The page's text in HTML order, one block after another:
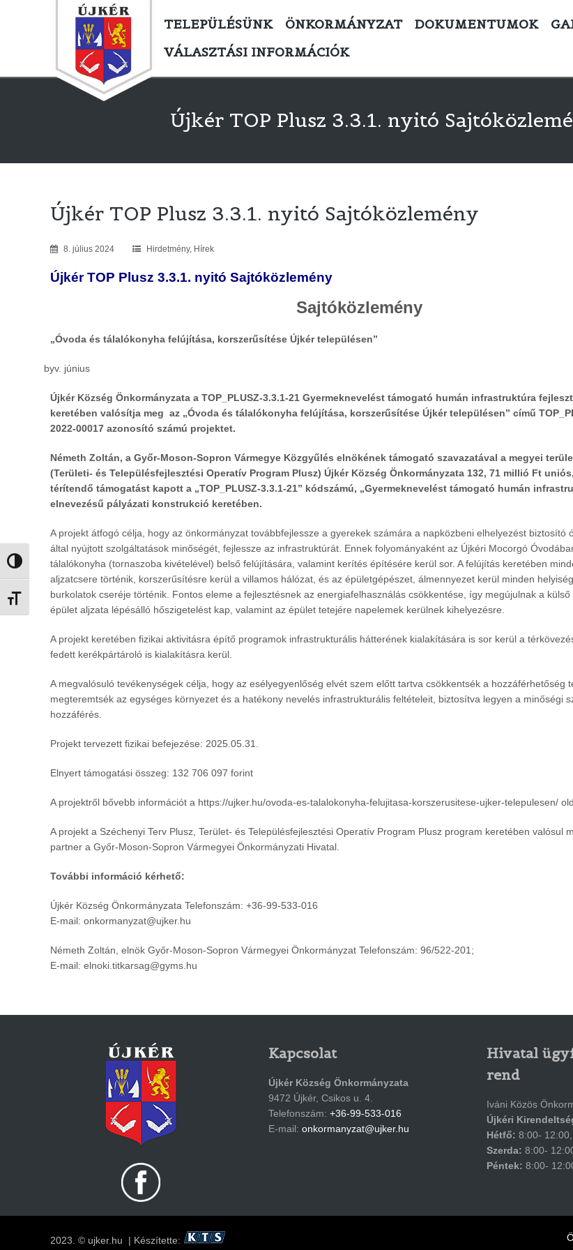
Nagy kontraszt váltása
Betűméret váltása
TELEPÜLÉSÜNK ÖNKORMÁNYZAT DOKUMENTUMOK
VÁLASZTÁSI INFORMÁCIÓK
Újkér TOP Plusz 3.3.1. nyitó
Újkér TOP Plusz 3.3.1. nyitó Sajtóközlemény
8. július 2024 Hirdetmény, Hírek
Újkér TOP Plusz 3.3.1. nyitó Sajtóközlemény
Sajtóközlemény
„Óvoda és tálalókonyha felújítása, korszerűsítése Újkér településen”
június
Újkér Község Önkormányzata a TOP_PLUSZ-3.3.1-21 Gyermeknevelést támogató humán infrastruktúra
keretében valósítja meg az „Óvoda és tálalókonyha felújítása, korszerűsítése Újkér településen” című
2022-00017 azonosító számú projektet.
Németh Zoltán, a Győr-Moson-Sopron Vármegye Közgyűlés elnökének támogató szavazatával a megyei
(Területi- és Településfejlesztési Operatív Program Plusz) Újkér Község Önkormányzata 132, 71 millió Ft
térítendő támogatást kapott a „TOP_PLUSZ-3.3.1-21” kódszámú, „Gyermeknevelést támogató humán
elnevezésű pályázati konstrukció keretében.
A projekt átfogó célja, hogy az önkormányzat továbbfejlessze a gyerekek számára a napközbeni elhelyezést biztosító
által nyújtott szolgáltatások minőségét, fejlessze az infrastruktúrát. Ennek folyományaként az Újkéri Mocorgó
tálalókonyha (tornaszoba kivételével) belső felújítására, valamint kerítés építésére kerül sor. A felújítás keretében
aljzatcsere történik, korszerűsítésre kerül a villamos hálózat, és az épületgépészet, álmennyezet kerül minden
burkolatok cseréje történik. Fontos eleme a fejlesztésnek az energiafelhasználás csökkentése, így megújulnak a
épület aljzata lépésálló hőszigetelést kap, valamint az épület tetejére napelemek kerülnek kihelyezésre.
A projekt keretében fizikai aktivitásra építő programok infrastrukturális hátterének kialakítására is sor kerül a
fedett kerékpártároló is kialakításra kerül.
A megvalósuló tevékenységek célja, hogy az esélyegyenlőség elvét szem előtt tartva csökkentsék a hozzáférhetőség
megteremtsék az egységes környezet és a hatékony nevelés infrastrukturális feltételeit, biztosítva legyen a minőségi
hozzáférés.
Projekt tervezett fizikai befejezése: 2025.05.31.
Elnyert támogatási összeg: 132 706 097 forint
A projektről bővebb információt a https://ujker.hu/ovoda-es-talalokonyha-felujitasa-korszerusitese-ujker-telepulesen/
A projekt a Széchenyi Terv Plusz, Terület- és Településfejlesztési Operatív Program Plusz program keretében valósul
partner a Győr-Moson-Sopron Vármegyei Önkormányzati Hivatal.
További információ kérhető:
Újkér Község Önkormányzata Telefonszám: +36-99-533-016
E-mail: onkormanyzat@ujker.hu
Németh Zoltán, elnök Győr-Moson-Sopron Vármegyei Önkormányzat Telefonszám: 96/522-201;
E-mail: elnoki.titkarsag@gyms.hu
Kapcsolat
Újkér Község Önkormányzata
9472 Újkér, Csikos u. 4.
Telefonszám:+36-99-533-016
E-mail:onkormanyzat@ujker.hu
Hivatal
rend
Iváni Közös
Újkéri
Hétfő: 8:00-
Szerda: 8:00-
Péntek: 8:00-
2023. © ujker.hu | Készítette: